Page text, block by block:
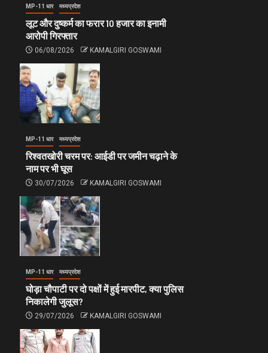
MP-11 धार मध्यप्रदेश
लूट और दुष्कर्म का फरार 10 हजार का इनामी
आरोपी गिरफ्तार
06/08/2026 KAMALGIRI GOSWAMI
MP-11 धार मध्यप्रदेश
रिश्वतखोरी चरम पर: आईडी पर जमीन चढ़ाने के
नाम पर भी घूस
30/07/2026 KAMALGIRI GOSWAMI
MP-11 धार मध्यप्रदेश
घोड़ा चौपाटी पर दो पक्षों में हुई मारपीट, क्या पुलिस
निकालेगी जुलूस?
29/07/2026 KAMALGIRI GOSWAMI